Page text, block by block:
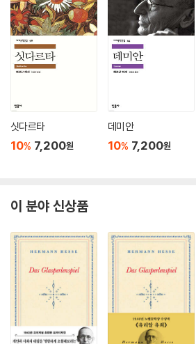
페미니스트들은 볼프의 이 업적을 서구 문명의
운 작업이라 평가할 것이다. _크리스천 사이언
어째서 인간은 짐승이 되는가? 이는 신화뿐 아
다. ‘공포와 나약함’ 때문이라고. _차이트
볼프의 가장 야심찬 작품 『카산드라』는 포로가
빌려, 동독의 미래를 덧씌우며 트로이의 몰락
크리스타 볼프는 지식, 통찰력, 예측을 통해
운의 선지자의 눈으로 과거를 보며, 그리하여
짚는다. _네이션
‘남아 있는 것’이 무엇이냐고? 이 세상, 문학을
볼프가 없었더라면 훨씬 더 빈약했으리라는 사
취르허 차이퉁
싯다르타
10% 7,200원
데미안
10% 7,200원
이 분야 신상품